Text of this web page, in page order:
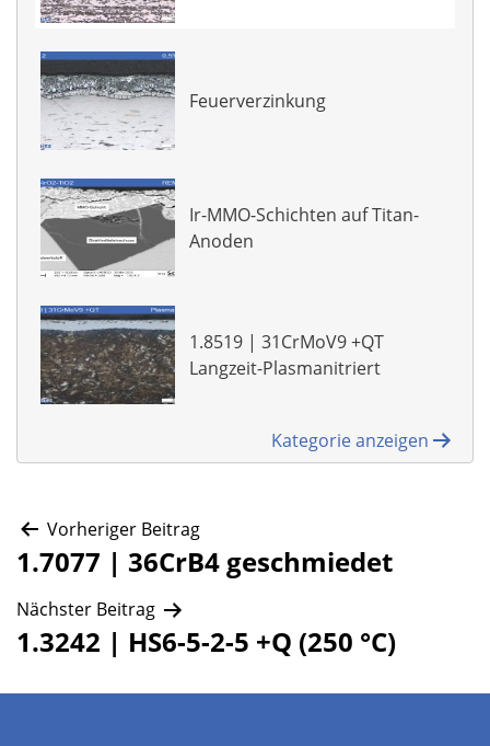
Feuerverzinkung
Ir-MMO-Schichten auf Titan-
Anoden
1.8519 | 31CrMoV9 +QT
Langzeit-Plasmanitriert
Kategorie anzeigen
Beitragsnavigation
Vorheriger Beitrag
1.7077 | 36CrB4 geschmiedet
Nächster Beitrag
1.3242 | HS6-5-2-5 +Q (250 °C)